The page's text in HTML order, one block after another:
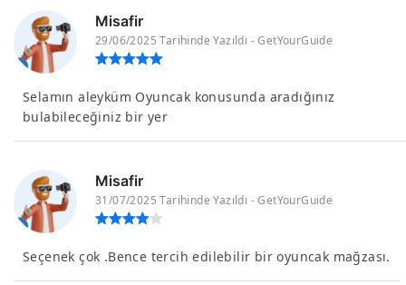
Misafir
29/06/2025 Tarihinde Yazıldı - GetYourGuide
Selamın aleyküm Oyuncak konusunda aradığınız
bulabileceğiniz bir yer
Misafir
31/07/2025 Tarihinde Yazıldı - GetYourGuide
Seçenek çok .Bence tercih edilebilir bir oyuncak mağzası.